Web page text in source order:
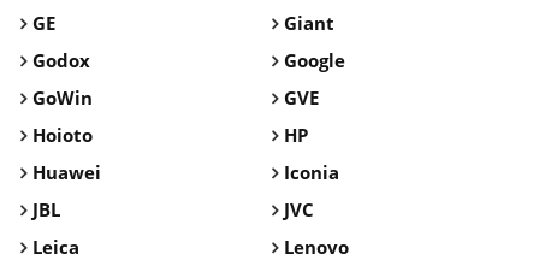
GE
Giant
Godox
Google
GoWin
GVE
Hoioto
HP
Huawei
Iconia
JBL
JVC
Leica
Lenovo